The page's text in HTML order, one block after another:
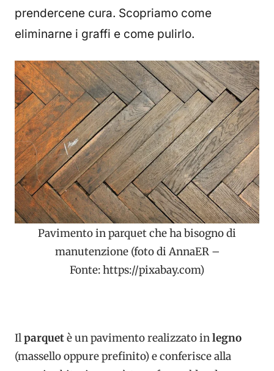
prendercene cura. Scopriamo come
eliminarne i graffi e come pulirlo.
Pavimento in parquet che ha bisogno di
manutenzione (foto di AnnaER –
Fonte: https://pixabay.com)
Ilparquetè un pavimento realizzato inlegno
(massello oppure prefinito) e conferisce alla